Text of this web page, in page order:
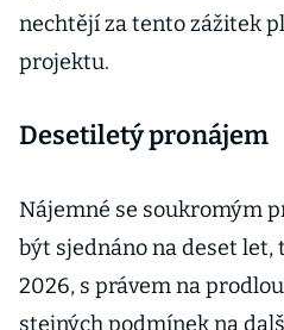
nechtějí za tento zážitek
projektu.
Desetiletý pronájem
Nájemné se soukromým
být sjednáno na deset let,
2026, s právem na
stejných podmínek na